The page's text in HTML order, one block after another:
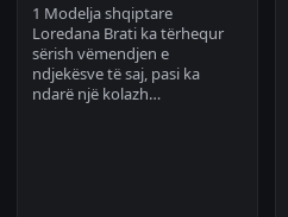
1 Modelja shqiptare
Loredana Brati ka tërhequr
sërish vëmendjen e
ndjekësve të saj, pasi ka
ndarë një kolazh…